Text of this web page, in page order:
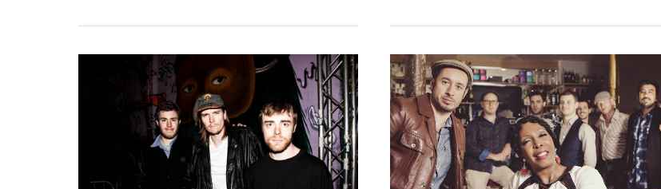
SEEKAE:
worry,
(Interview
Milk
and
Green
:
Sur
la
route
de
Memphis
(Interview)